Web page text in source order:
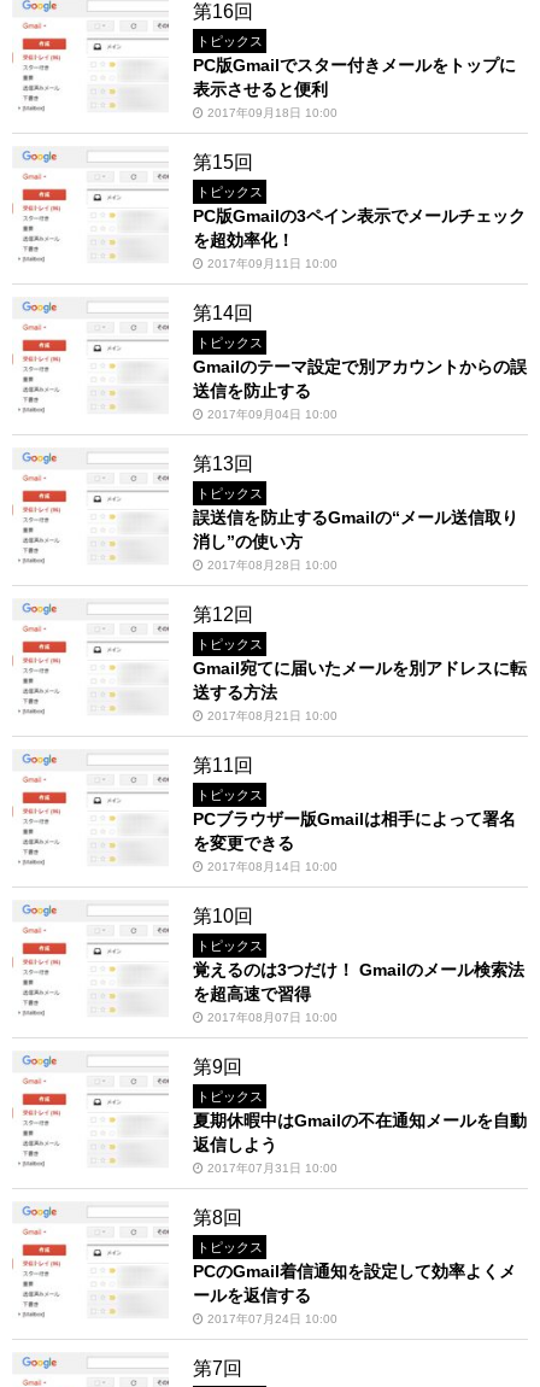
第16回
トピックス
PC版Gmailでスター付きメールをトップに
表示させると便利
2017年09月18日 10:00
第15回
トピックス
PC版Gmailの3ペイン表示でメールチェック
を超効率化！
2017年09月11日 10:00
第14回
トピックス
Gmailのテーマ設定で別アカウントからの誤
送信を防止する
2017年09月04日 10:00
第13回
トピックス
誤送信を防止するGmailの“メール送信取り
消し”の使い方
2017年08月28日 10:00
第12回
トピックス
Gmail宛てに届いたメールを別アドレスに転
送する方法
2017年08月21日 10:00
第11回
トピックス
PCブラウザー版Gmailは相手によって署名
を変更できる
2017年08月14日 10:00
第10回
トピックス
覚えるのは3つだけ！ Gmailのメール検索法
を超高速で習得
2017年08月07日 10:00
第9回
トピックス
夏期休暇中はGmailの不在通知メールを自動
返信しよう
2017年07月31日 10:00
第8回
トピックス
PCのGmail着信通知を設定して効率よくメ
ールを返信する
2017年07月24日 10:00
第7回